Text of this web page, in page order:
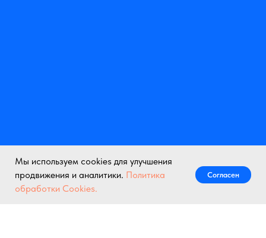
Написать нам
Мы используем cookies для улучшения
продвижения и аналитики. Политика
обработки Cookies.
Согласен